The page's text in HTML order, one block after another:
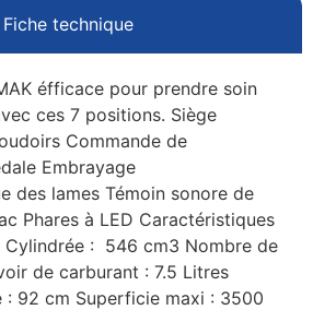
Fiche technique
éfficace pour prendre soin
ces 7 positions. Siège
Commande de
Embrayage
des lames Témoin sonore de
Phares à LED Caractéristiques
: 546 cm3 Nombre de
de carburant : 7.5 Litres
: 92 cm Superficie maxi : 3500